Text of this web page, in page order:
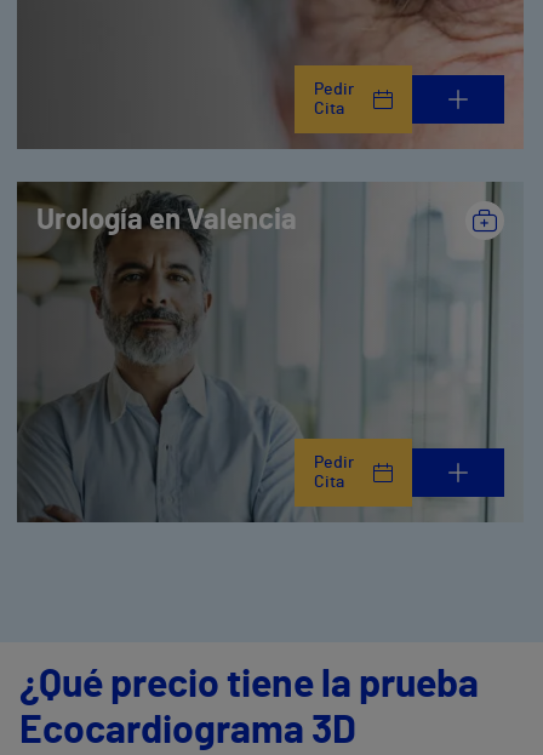
Pedir
Cita
Urología en Valencia
Pedir
Cita
¿Qué precio tiene la prueba
Ecocardiograma 3D